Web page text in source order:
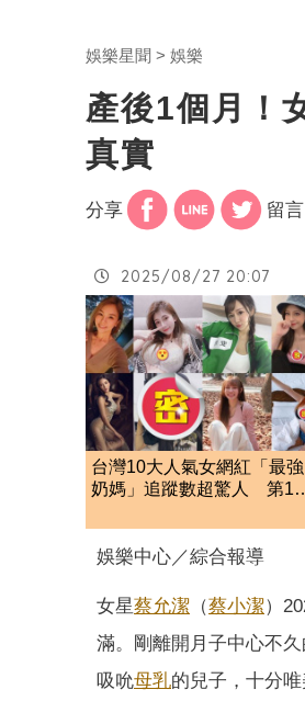
娛樂星聞 娛樂
產後1個月！
真實
分享 留言
2025/08/27 20:07
台灣10大人氣女網紅「最強
奶媽」追蹤數超驚人 第13
娛樂中心／綜合報導
女星蔡允潔 （蔡小潔）
滿。剛離開月子中心不
吸吮母乳的兒子，十分唯